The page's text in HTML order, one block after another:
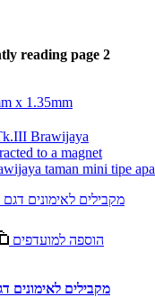
reading page 2
x 1.35mm
Brawijaya
to a magnet
taman mini tipe apa
הוספה למועדפים
מקבילים לאימונים